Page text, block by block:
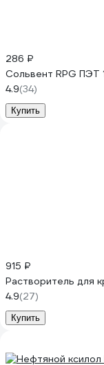
286 ₽
Сольвент RPG ПЭТ
4.9(34)
Купить
915 ₽
Растворитель для
4.9(27)
Купить